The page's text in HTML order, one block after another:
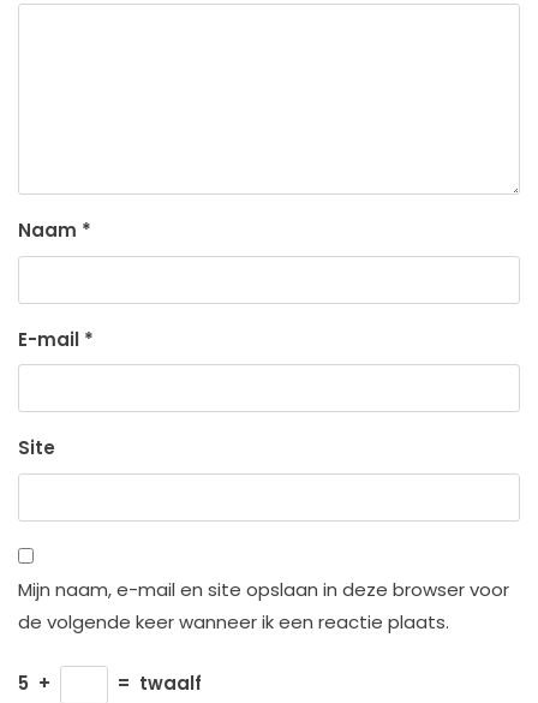
Naam *
E-mail *
Site
Mijn naam, e-mail en site opslaan in deze browser voor
de volgende keer wanneer ik een reactie plaats.
5 + = twaalf